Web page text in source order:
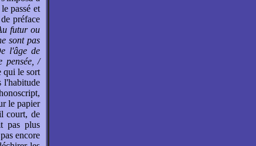
passé et
préface
futur ou
sont pas
l'âge de
pensée, /
qui le sort
l'habitude
le papier
court, de
pas plus
encore